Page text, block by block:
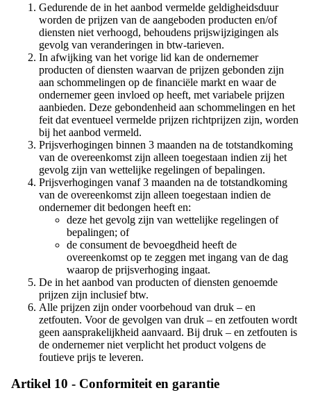
Gedurende de in het aanbod vermelde geldigheidsduur
worden de prijzen van de aangeboden producten en/of
diensten niet verhoogd, behoudens prijswijzigingen als
gevolg van veranderingen in btw-tarieven.
In afwijking van het vorige lid kan de ondernemer
producten of diensten waarvan de prijzen gebonden zijn
aan schommelingen op de financiële markt en waar de
ondernemer geen invloed op heeft, met variabele prijzen
aanbieden. Deze gebondenheid aan schommelingen en het
feit dat eventueel vermelde prijzen richtprijzen zijn, worden
bij het aanbod vermeld.
Prijsverhogingen binnen 3 maanden na de totstandkoming
van de overeenkomst zijn alleen toegestaan indien zij het
gevolg zijn van wettelijke regelingen of bepalingen.
Prijsverhogingen vanaf 3 maanden na de totstandkoming
van de overeenkomst zijn alleen toegestaan indien de
ondernemer dit bedongen heeft en:
deze het gevolg zijn van wettelijke regelingen of
bepalingen; of
de consument de bevoegdheid heeft de
overeenkomst op te zeggen met ingang van de dag
waarop de prijsverhoging ingaat.
De in het aanbod van producten of diensten genoemde
prijzen zijn inclusief btw.
Alle prijzen zijn onder voorbehoud van druk – en
zetfouten. Voor de gevolgen van druk – en zetfouten wordt
geen aansprakelijkheid aanvaard. Bij druk – en zetfouten is
de ondernemer niet verplicht het product volgens de
foutieve prijs te leveren.
Artikel 10 - Conformiteit en garantie